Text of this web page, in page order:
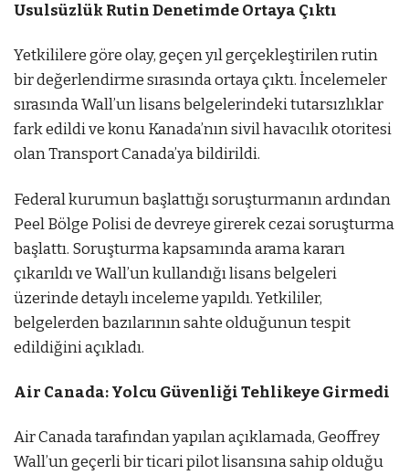
Usulsüzlük Rutin Denetimde Ortaya Çıktı
Yetkililere göre olay, geçen yıl gerçekleştirilen rutin
bir değerlendirme sırasında ortaya çıktı. İncelemeler
sırasında Wall’un lisans belgelerindeki tutarsızlıklar
fark edildi ve konu Kanada’nın sivil havacılık otoritesi
olan Transport Canada⁠’ya bildirildi.
Federal kurumun başlattığı soruşturmanın ardından
Peel Bölge Polisi de devreye girerek cezai soruşturma
başlattı. Soruşturma kapsamında arama kararı
çıkarıldı ve Wall’un kullandığı lisans belgeleri
üzerinde detaylı inceleme yapıldı. Yetkililer,
belgelerden bazılarının sahte olduğunun tespit
edildiğini açıkladı.
Air Canada: Yolcu Güvenliği Tehlikeye Girmedi
Air Canada tarafından yapılan açıklamada, Geoffrey
Wall’un geçerli bir ticari pilot lisansına sahip olduğu